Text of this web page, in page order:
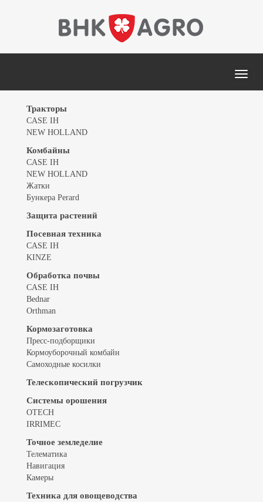
Тракторы
CASE IH
NEW HOLLAND
Комбайны
CASE IH
NEW HOLLAND
Жатки
Бункера Perard
Защита растений
Посевная техника
CASE IH
KINZE
Обработка почвы
CASE IH
Bednar
Orthman
Кормозаготовка
Пресс-подборщики
Кормоуборочный комбайн
Самоходные косилки
Телескопический погрузчик
Системы орошения
OTECH
IRRIMEC
Точное земледелие
Телематика
Навигация
Камеры
Техника для овощеводства